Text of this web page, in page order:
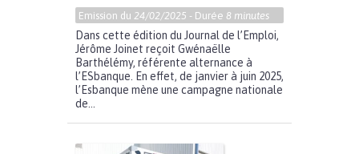
Emission du 24/02/2025 - Durée 8 minutes
Dans cette édition du Journal de l’Emploi,
Jérôme Joinet reçoit Gwénaëlle
Barthélémy, référente alternance à
l’ESbanque. En effet, de janvier à juin 2025,
l’Esbanque mène une campagne nationale
de...